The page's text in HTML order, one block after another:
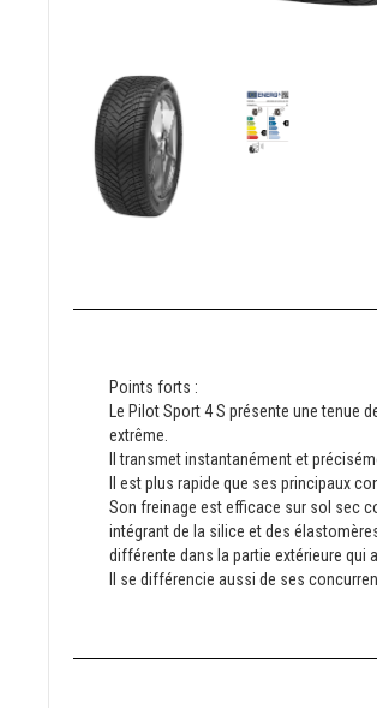
Points forts :
Le Pilot Sport 4 S présente une tenue
extrême.
Il transmet instantanément et
Il est plus rapide que ses principaux
Son freinage est efficace sur sol sec
intégrant de la silice et des
différente dans la partie extérieure qui
Il se différencie aussi de ses